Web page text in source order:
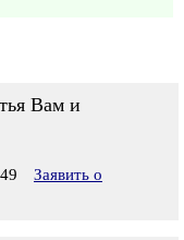
Вам и
Заявить о